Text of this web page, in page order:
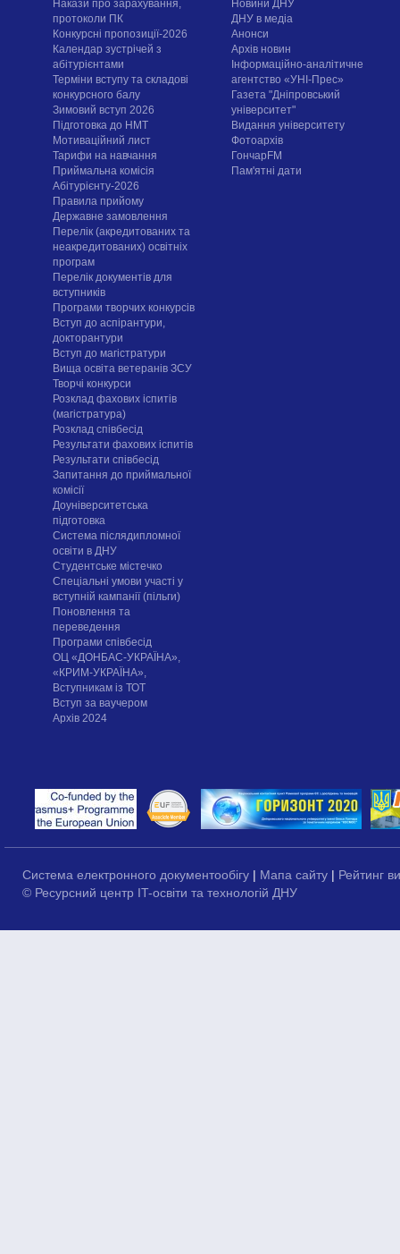
Накази про зарахування,
протоколи ПК
Конкурсні пропозиції-2026
Календар зустрічей з
абітурієнтами
Терміни вступу та складові
конкурсного балу
Зимовий вступ 2026
Підготовка до НМТ
Мотиваційний лист
Тарифи на навчання
Приймальна комісія
Абітурієнту-2026
Правила прийому
Державне замовлення
Перелік (акредитованих та
неакредитованих) освітніх
програм
Перелік документів для
вступників
Програми творчих конкурсiв
Вступ до аспірантури,
докторантури
Вступ до магістратури
Вища освіта ветеранів ЗСУ
Творчі конкурси
Розклад фахових іспитів
(магістратура)
Розклад співбесід
Результати фахових іспитів
Результати співбесід
Запитання до приймальної
комісії
Доуніверситетська
підготовка
Система післядипломної
освіти в ДНУ
Cтудентське містечко
Спеціальні умови участі у
вступній кампанії (пільги)
Поновлення та
переведення
Програми співбесід
ОЦ «ДОНБАС-УКРАЇНА»,
«КРИМ-УКРАЇНА»,
Вступникам із ТОТ
Вступ за ваучером
Архів 2024
Новини ДНУ
ДНУ в медіа
Анонси
Архів новин
Інформаційно-аналітичне
агентство «УНІ-Прес»
Газета "Дніпровський
університет"
Видання університету
Фотоархів
ГончарFM
Пам'ятні дати
Система електронного документообігу | Мапа сайту | Рейтинг
© Ресурсний центр IT-освіти та технологій ДНУ